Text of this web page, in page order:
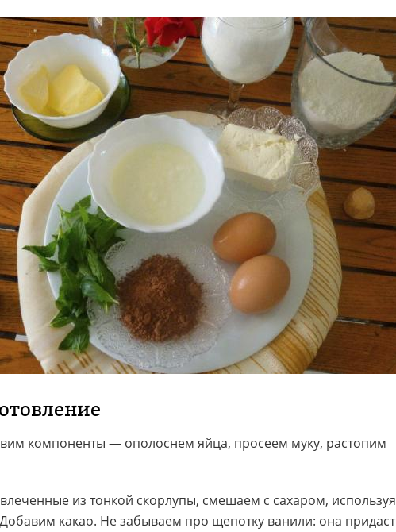
компоненты — ополоснем яйца, просеем муку, растопим
из тонкой скорлупы, смешаем с сахаром, используя
какао. Не забываем про щепотку ванили: она придаст